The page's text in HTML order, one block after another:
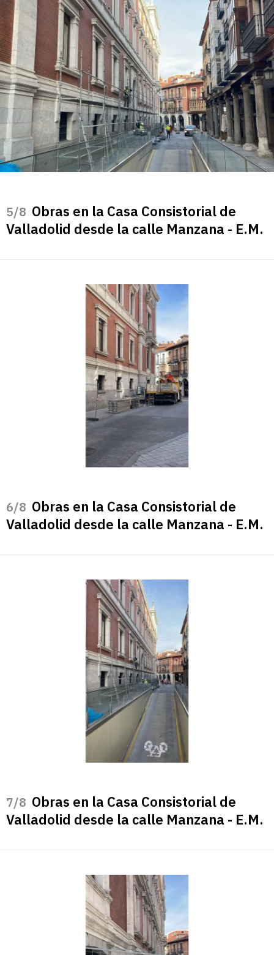
/8 Obras en la Casa Consistorial de
Valladolid desde la calle Manzana - E.M.
/8 Obras en la Casa Consistorial de
Valladolid desde la calle Manzana - E.M.
/8 Obras en la Casa Consistorial de
Valladolid desde la calle Manzana - E.M.